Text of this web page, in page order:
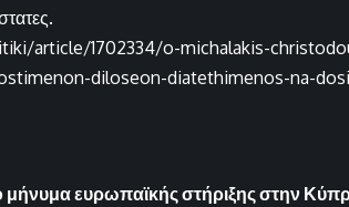
article/1702334/o-michalakis-
diloseon-diatethimenos-na-
μήνυμα ευρωπαϊκής στήριξης στην